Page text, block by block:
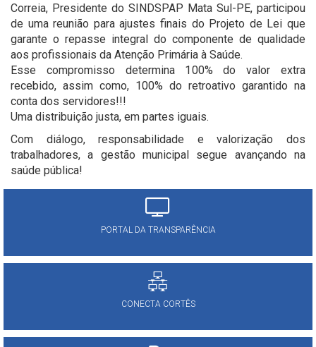
Correia, Presidente do SINDSPAP Mata Sul-PE, participou
de uma reunião para ajustes finais do Projeto de Lei que
garante o repasse integral do componente de qualidade
aos profissionais da Atenção Primária à Saúde.
Esse compromisso determina 100% do valor extra
recebido, assim como, 100% do retroativo garantido na
conta dos servidores!!!
Uma distribuição justa, em partes iguais.
Com diálogo, responsabilidade e valorização dos
trabalhadores, a gestão municipal segue avançando na
saúde pública!
PORTAL DA TRANSPARÊNCIA
CONECTA CORTÊS